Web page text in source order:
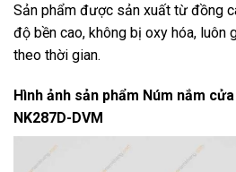
Sản phẩm được sản xuất từ đồng
độ bền cao, không bị oxy hóa,
theo thời gian.
Hình ảnh sản phẩm Núm nắm
NK287D-DVM